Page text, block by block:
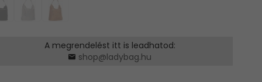
A megrendelést itt is leadhatod:
shop@ladybag.hu